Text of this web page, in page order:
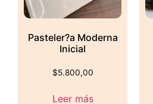
Pasteler?a Moderna
Inicial
$5.800,00
Leer más